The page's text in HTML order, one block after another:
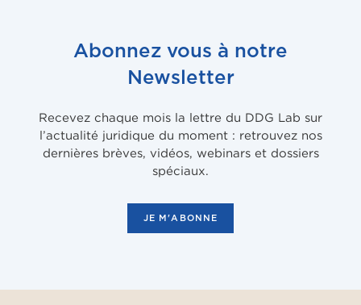
Abonnez vous à notre
Newsletter
Recevez chaque mois la lettre du DDG Lab sur
l’actualité juridique du moment : retrouvez nos
dernières brèves, vidéos, webinars et dossiers
spéciaux.
JE M'ABONNE